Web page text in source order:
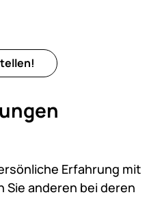
Erfahrung mit
Sie anderen bei deren